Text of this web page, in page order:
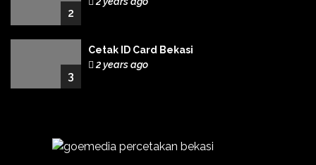
2
3
Cetak ID Card Bekasi
2 years ago